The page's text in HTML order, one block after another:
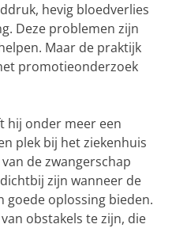
hevig bloedverlies
Deze problemen zijn
Maar de praktijk
promotieonderzoek
hij onder meer een
plek bij het ziekenhuis
de zwangerschap
zijn wanneer de
goede oplossing bieden.
obstakels te zijn, die